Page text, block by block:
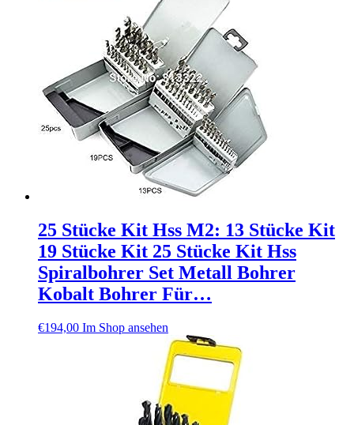
25 Stücke Kit Hss M2: 13 Stücke Kit
19 Stücke Kit 25 Stücke Kit Hss
Spiralbohrer Set Metall Bohrer
Kobalt Bohrer Für…
€194,00 Im Shop ansehen